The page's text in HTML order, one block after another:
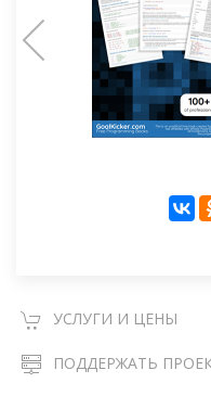
УСЛУГИ И ЦЕНЫ
ПОДДЕРЖАТЬ